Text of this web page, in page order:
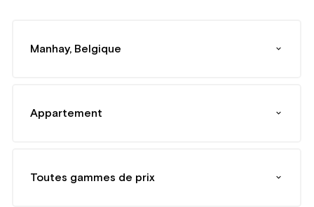
Manhay, Belgique
Appartement
Toutes gammes de prix